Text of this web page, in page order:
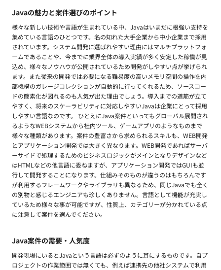
Javaの魅力と案件選びのポイント
様々な新しい技術や言語が生まれている中、Javaはいまだに根強い支持を
集めている言語のひとつです。名の知れた大手企業から中小企業まで採用
されています。システム開発に選ばれやすい理由にはマルチプラットフォ
ームであることや、今までに業界全体の導入実績が多く安定した稼働が見
込め、様々なノウハウが公開されているため開発がしやすい点が挙げられ
ます。また従来の開発では必要になる難易度の高いメモリ空間の操作を内
部機構のガレージコレクションが自動的に行ってくれるため、ソースコー
ドの簡素化が図れるのも人気が出た理由でしょう。導入までの道筋が立て
やすく、将来のスケーラビリティに対応しやすいJavaは企業にとって採用
しやすい言語なのです。 ひとえにJava案件といってもグローバル展開され
るようなWEBシステムから社内ツール、ゲームアプリのようなものまで
様々な種類があります。案件の豊富さから求められるスキルも、WEB開発
とアプリケーション開発では大きく異なります。WEB開発であればサーバ
ーサイドで処理するためのビジネスロジックがメインとなりデザインなど
はHTMLなどの他言語に委ねますが、アプリケーション開発ではGUIも並
行して開発することになります。仕組みそのものが違うのはもちろんです
が利用するフレームワークやライブラリも異なるため、同じJavaでも全く
の別物と感じるエンジニアも珍しくありません。言語として機能が充実し
ているため様々な事が可能ですが、性質上、カテゴリーが分かれている点
に注意して案件を選んでください。
Java案件の需要・人気度
開発現場にいるとJavaという言語は必ずのように耳にするものです。自プ
ロジェクトの作業範囲では無くても、例えば連携先の他社システムで利用